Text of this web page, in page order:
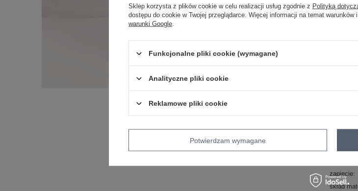
sposób
zapięcie
skład
Sklep korzysta z plików cookie w celu realizacji usług zgodnie z Polityką
dostępu do cookie w Twojej przeglądarce. Więcej informacji na temat
warunki Google
Funkcjonalne pliki cookie (wymagane)
Analityczne pliki cookie
Reklamowe pliki cookie
Potwierdzam wymagane